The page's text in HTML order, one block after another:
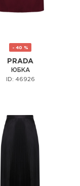
- 40 %
PRADA
ЮБКА
ID: 46926